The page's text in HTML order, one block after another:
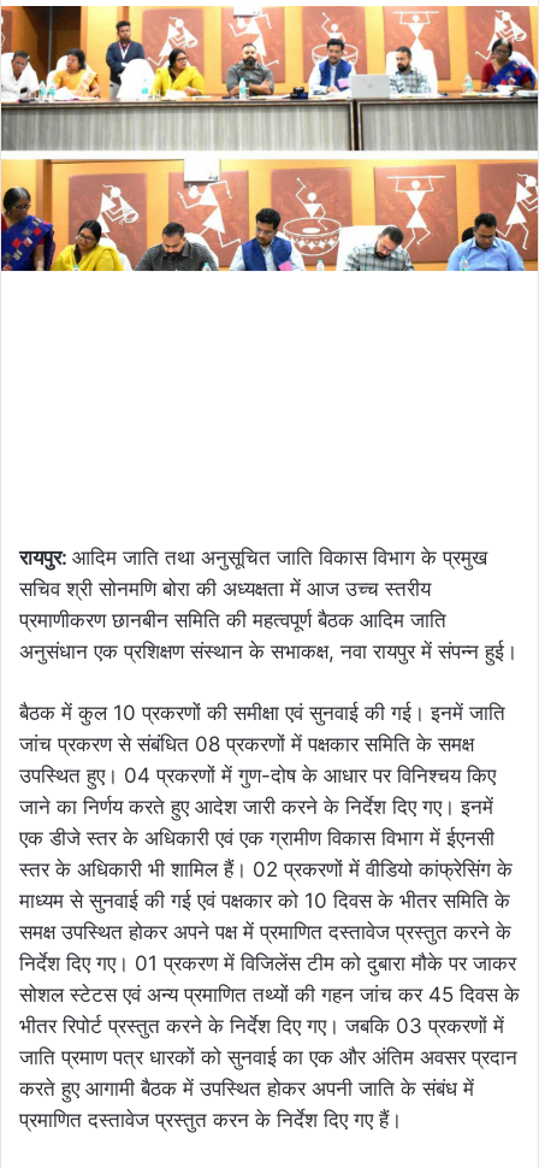
रायपुर: आदिम जाति तथा अनुसूचित जाति विकास विभाग के प्रमुख
सचिव श्री सोनमणि बोरा की अध्यक्षता में आज उच्च स्तरीय
प्रमाणीकरण छानबीन समिति की महत्वपूर्ण बैठक आदिम जाति
अनुसंधान एक प्रशिक्षण संस्थान के सभाकक्ष, नवा रायपुर में संपन्न हुई।
बैठक में कुल 10 प्रकरणों की समीक्षा एवं सुनवाई की गई। इनमें जाति
जांच प्रकरण से संबंधित 08 प्रकरणों में पक्षकार समिति के समक्ष
उपस्थित हुए। 04 प्रकरणों में गुण-दोष के आधार पर विनिश्चय किए
जाने का निर्णय करते हुए आदेश जारी करने के निर्देश दिए गए। इनमें
एक डीजे स्तर के अधिकारी एवं एक ग्रामीण विकास विभाग में ईएनसी
स्तर के अधिकारी भी शामिल हैं। 02 प्रकरणों में वीडियो कांफ्रेसिंग के
माध्यम से सुनवाई की गई एवं पक्षकार को 10 दिवस के भीतर समिति के
समक्ष उपस्थित होकर अपने पक्ष में प्रमाणित दस्तावेज प्रस्तुत करने के
निर्देश दिए गए। 01 प्रकरण में विजिलेंस टीम को दुबारा मौके पर जाकर
सोशल स्टेटस एवं अन्य प्रमाणित तथ्यों की गहन जांच कर 45 दिवस के
भीतर रिपोर्ट प्रस्तुत करने के निर्देश दिए गए। जबकि 03 प्रकरणों में
जाति प्रमाण पत्र धारकों को सुनवाई का एक और अंतिम अवसर प्रदान
करते हुए आगामी बैठक में उपस्थित होकर अपनी जाति के संबंध में
प्रमाणित दस्तावेज प्रस्तुत करन के निर्देश दिए गए हैं।